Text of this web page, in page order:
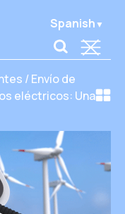
Spanish
/Envío de
eléctricos: Una